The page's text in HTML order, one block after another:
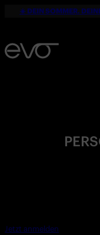
☀️ DEIN SOMMER.
Jetzt anmelden